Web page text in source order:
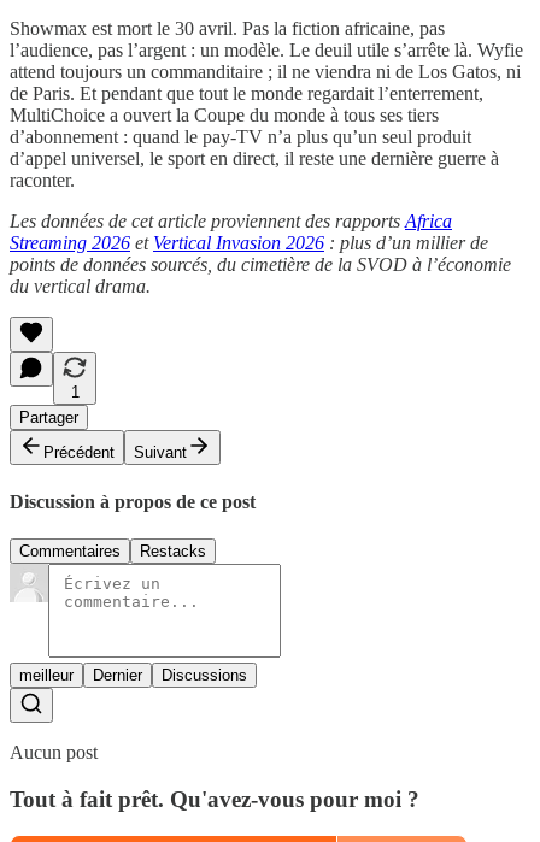
Showmax est mort le 30 avril. Pas la fiction africaine, pas
l’audience, pas l’argent : un modèle. Le deuil utile s’arrête là. Wyfie
attend toujours un commanditaire ; il ne viendra ni de Los Gatos, ni
de Paris. Et pendant que tout le monde regardait l’enterrement,
MultiChoice a ouvert la Coupe du monde à tous ses tiers
d’abonnement : quand le pay-TV n’a plus qu’un seul produit
d’appel universel, le sport en direct, il reste une dernière guerre à
raconter.
Les données de cet article proviennent des rapportsAfrica
Streaming 2026 et Vertical Invasion 2026 : plus d’un millier de
points de données sourcés, du cimetière de la SVOD à l’économie
du vertical drama.
1
Partager
Précédent
Suivant
Discussion à propos de ce post
Commentaires Restacks
meilleur Dernier Discussions
Aucun post
Tout à fait prêt. Qu'avez-vous pour moi ?